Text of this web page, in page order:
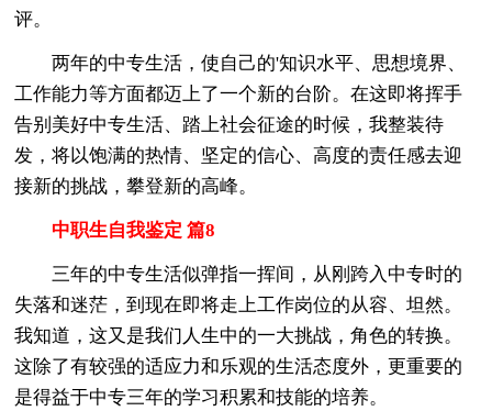
评。
两年的中专生活，使自己的'知识水平、思想境界、
工作能力等方面都迈上了一个新的台阶。在这即将挥手
告别美好中专生活、踏上社会征途的时候，我整装待
发，将以饱满的热情、坚定的信心、高度的责任感去迎
接新的挑战，攀登新的高峰。
中职生自我鉴定 篇8
三年的中专生活似弹指一挥间，从刚跨入中专时的
失落和迷茫，到现在即将走上工作岗位的从容、坦然。
我知道，这又是我们人生中的一大挑战，角色的转换。
这除了有较强的适应力和乐观的生活态度外，更重要的
是得益于中专三年的学习积累和技能的培养。